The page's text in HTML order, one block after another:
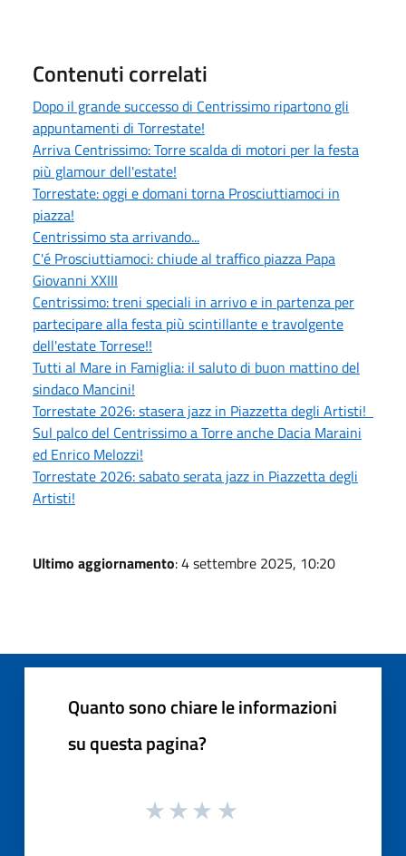
Contenuti correlati
Dopo il grande successo di Centrissimo ripartono gli
appuntamenti di Torrestate!
Arriva Centrissimo: Torre scalda di motori per la festa
più glamour dell'estate!
Torrestate: oggi e domani torna Prosciuttiamoci in
piazza!
Centrissimo sta arrivando...
C'é Prosciuttiamoci: chiude al traffico piazza Papa
Giovanni XXIII
Centrissimo: treni speciali in arrivo e in partenza per
partecipare alla festa più scintillante e travolgente
dell'estate Torrese!!
Tutti al Mare in Famiglia: il saluto di buon mattino del
sindaco Mancini!
Torrestate 2026: stasera jazz in Piazzetta degli Artisti!
Sul palco del Centrissimo a Torre anche Dacia Maraini
ed Enrico Melozzi!
Torrestate 2026: sabato serata jazz in Piazzetta degli
Artisti!
Ultimo aggiornamento: 4 settembre 2025, 10:20
Quanto sono chiare le informazioni
su questa pagina?